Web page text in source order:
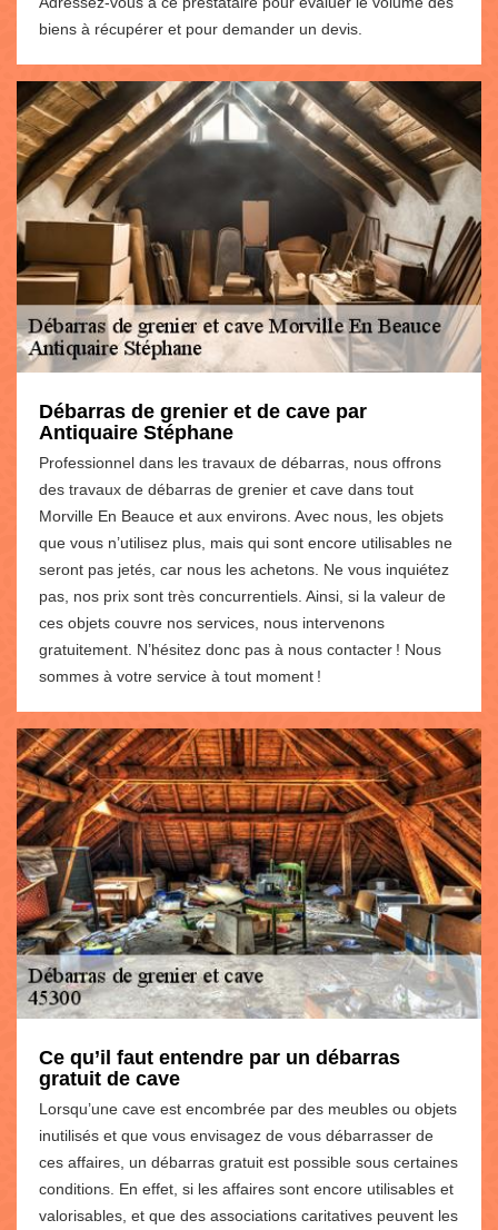
biens à récupérer et pour demander un devis.
Débarras de grenier et de cave par
Antiquaire Stéphane
Professionnel dans les travaux de débarras, nous offrons
des travaux de débarras de grenier et cave dans tout
Morville En Beauce et aux environs. Avec nous, les objets
que vous n’utilisez plus, mais qui sont encore utilisables ne
seront pas jetés, car nous les achetons. Ne vous inquiétez
pas, nos prix sont très concurrentiels. Ainsi, si la valeur de
ces objets couvre nos services, nous intervenons
gratuitement. N’hésitez donc pas à nous contacter ! Nous
sommes à votre service à tout moment !
Ce qu’il faut entendre par un débarras
gratuit de cave
Lorsqu’une cave est encombrée par des meubles ou objets
inutilisés et que vous envisagez de vous débarrasser de
ces affaires, un débarras gratuit est possible sous certaines
conditions. En effet, si les affaires sont encore utilisables et
valorisables, et que des associations caritatives peuvent les